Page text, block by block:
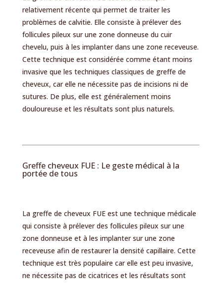
relativement récente qui permet de traiter les
problèmes de calvitie. Elle consiste à prélever des
follicules pileux sur une zone donneuse du cuir
chevelu, puis à les implanter dans une zone receveuse.
Cette technique est considérée comme étant moins
invasive que les techniques classiques de greffe de
cheveux, car elle ne nécessite pas de incisions ni de
sutures. De plus, elle est généralement moins
douloureuse et les résultats sont plus naturels.
Greffe cheveux FUE : Le geste médical à la
portée de tous
La greffe de cheveux FUE est une technique médicale
qui consiste à prélever des follicules pileux sur une
zone donneuse et à les implanter sur une zone
receveuse afin de restaurer la densité capillaire. Cette
technique est très populaire car elle est peu invasive,
ne nécessite pas de cicatrices et les résultats sont